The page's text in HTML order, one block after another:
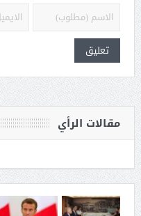
مقالات الرأي